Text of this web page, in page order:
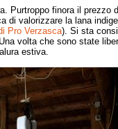
Purtroppo finora il prezzo
di valorizzare la lana
Pro Verzasca). Si sta
volta che sono state
estiva.